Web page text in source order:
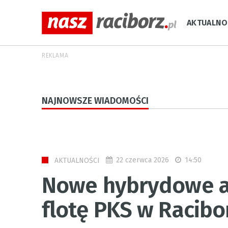
REKLAMA
NAJNOWSZE WIADOMOŚCI
AKTUALNOŚCI 22 czerwca 2026 14:50
Nowe hybrydowe
flotę PKS w